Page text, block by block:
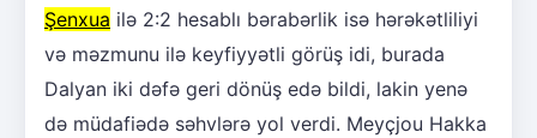
Şenxua ilə 2:2 hesablı bərabərlik isə hərəkətliliyi
və məzmunu ilə keyfiyyətli görüş idi, burada
Dalyan iki dəfə geri dönüş edə bildi, lakin yenə
də müdafiədə səhvlərə yol verdi. Meyçjou Hakka